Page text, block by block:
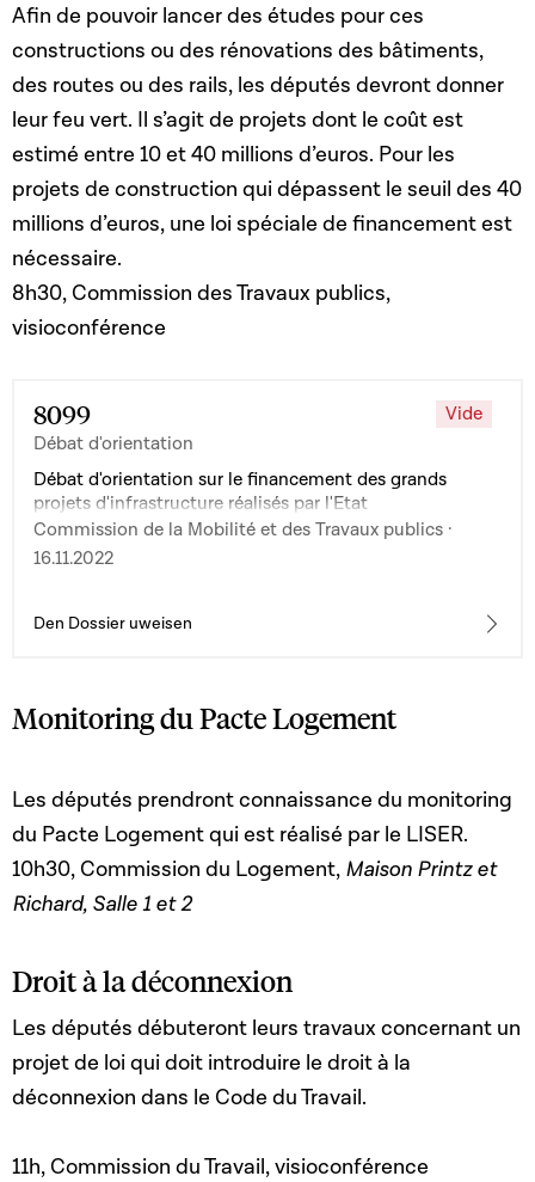
Afin de pouvoir lancer des études pour ces
constructions ou des rénovations des bâtiments,
des routes ou des rails, les députés devront donner
leur feu vert. Il s’agit de projets dont le coût est
estimé entre 10 et 40 millions d’euros. Pour les
projets de construction qui dépassent le seuil des 40
millions d’euros, une loi spéciale de financement est
nécessaire.
8h30, Commission des Travaux publics,
visioconférence
8099
Débat d'orientation
Vide
Débat d'orientation sur le financement des grands
projets d'infrastructure réalisés par l'Etat
Commission de la Mobilité et des Travaux publics ·
16.11.2022
Den Dossier uweisen
Monitoring du Pacte Logement
Les députés prendront connaissance du monitoring
du Pacte Logement qui est réalisé par le LISER.
10h30, Commission du Logement, Maison Printz et
Richard, Salle 1 et 2
Droit à la déconnexion
Les députés débuteront leurs travaux concernant un
projet de loi qui doit introduire le droit à la
déconnexion dans le Code du Travail.
11h, Commission du Travail, visioconférence